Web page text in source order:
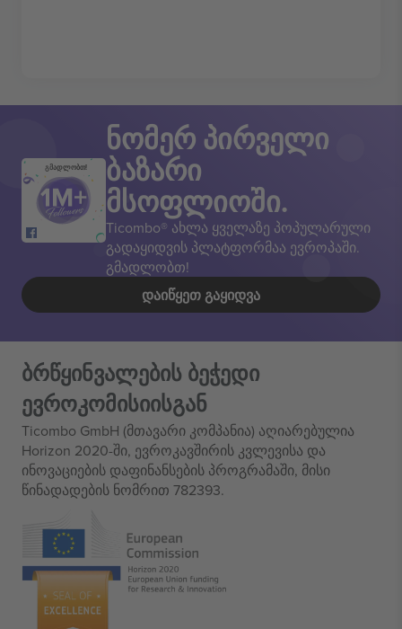
გმადლობთ!
ნომერ პირველი
ბაზარი
მსოფლიოში.
Ticombo® ახლა ყველაზე პოპულარული
გადაყიდვის პლატფორმაა ევროპაში.
გმადლობთ!
ᲓᲐᲘᲬᲧᲔᲗ ᲒᲐᲧᲘᲓᲕᲐ
ბრწყინვალების ბეჭედი
ევროკომისიისგან
Ticombo GmbH (მთავარი კომპანია) აღიარებულია
Horizon 2020-ში, ევროკავშირის კვლევისა და
ინოვაციების დაფინანსების პროგრამაში, მისი
წინადადების ნომრით 782393.